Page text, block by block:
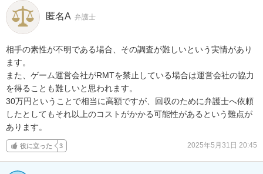
匿名A 弁護士
相手の素性が不明である場合、その調査が難しいという実情があり
ます。
また、ゲーム運営会社がRMTを禁止している場合は運営会社の協力
を得ることも難しいと思われます。
30万円ということで相当に高額ですが、回収のために弁護士へ依頼
したとしてもそれ以上のコストがかかる可能性があるという難点が
あります。
役に立った 3 2025年5月31日 20:45